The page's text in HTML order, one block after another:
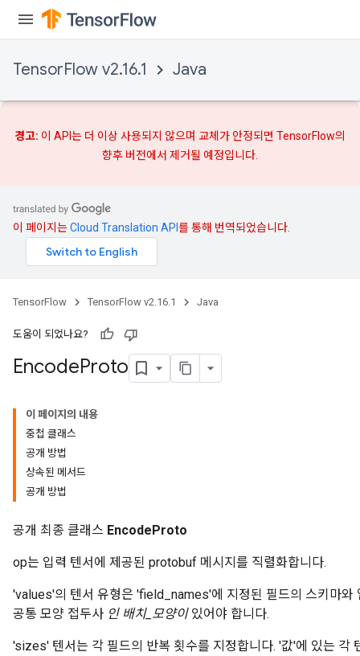
TensorFlow v2.16.1 Java
경고: 이 API는 더 이상 사용되지 않으며 교체가 안정되면 TensorFlow의
향후 버전에서 제거될 예정입니다.
이 페이지는Cloud Translation API 를 통해 번역되었습니다.
TensorFlow TensorFlow v2.16.1 Java
도움이 되었나요?
EncodeProto
이 페이지의 내용
중첩 클래스
공개 방법
상속된 메서드
공개 방법
공개 최종 클래스 EncodeProto
op는 입력 텐서에 제공된 protobuf 메시지를 직렬화합니다.
'values'의 텐서 유형은 'field_names'에 지정된 필드의 스키마와
공통 모양 접두사 인 배치_모양이있어야 합니다.
'sizes' 텐서는 각 필드의 반복 횟수를 지정합니다. '값'에 있는 각